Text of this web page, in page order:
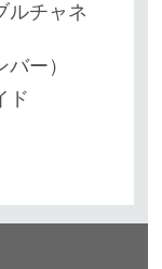
ルチャネ
ー）
ド